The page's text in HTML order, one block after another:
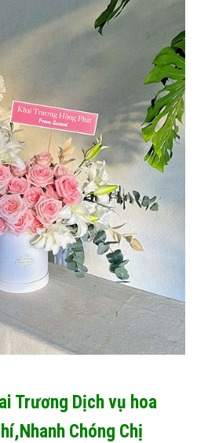
Trương Dịch vụ hoa
Chóng Chị